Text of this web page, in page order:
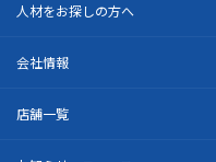
人材をお探しの方へ
会社情報
店舗一覧